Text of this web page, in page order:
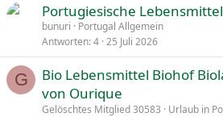
Portugiesische
bunuri
Portugal Allgemein
Antworten 4 25 Juli 2026
G
Bio Lebensmittel Biohof
von Ourique
Gelöschtes Mitglied 30583 Urlaub in